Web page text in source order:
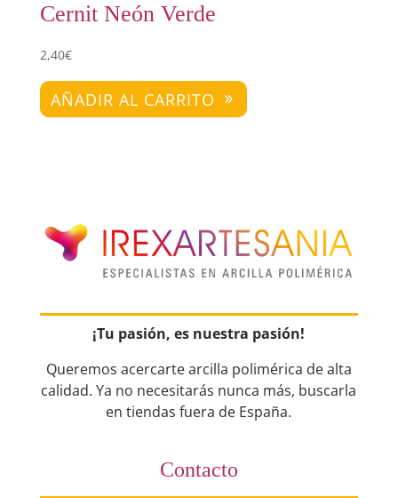
Cernit Neón Verde
2,40€
AÑADIR AL CARRITO
¡Tu pasión, es nuestra pasión!
Queremos acercarte arcilla polimérica de alta
calidad. Ya no necesitarás nunca más, buscarla
en tiendas fuera de España.
Contacto